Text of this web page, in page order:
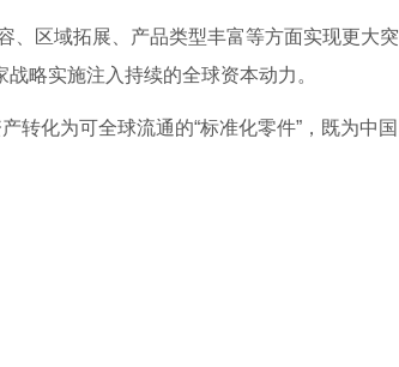
、区域拓展、产品类型丰富等方面实现更大突
略实施注入持续的全球资本动力。
转化为可全球流通的“标准化零件”，既为中国